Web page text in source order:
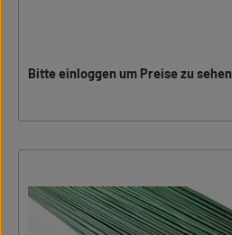
Bitte einloggen um Preise zu sehen